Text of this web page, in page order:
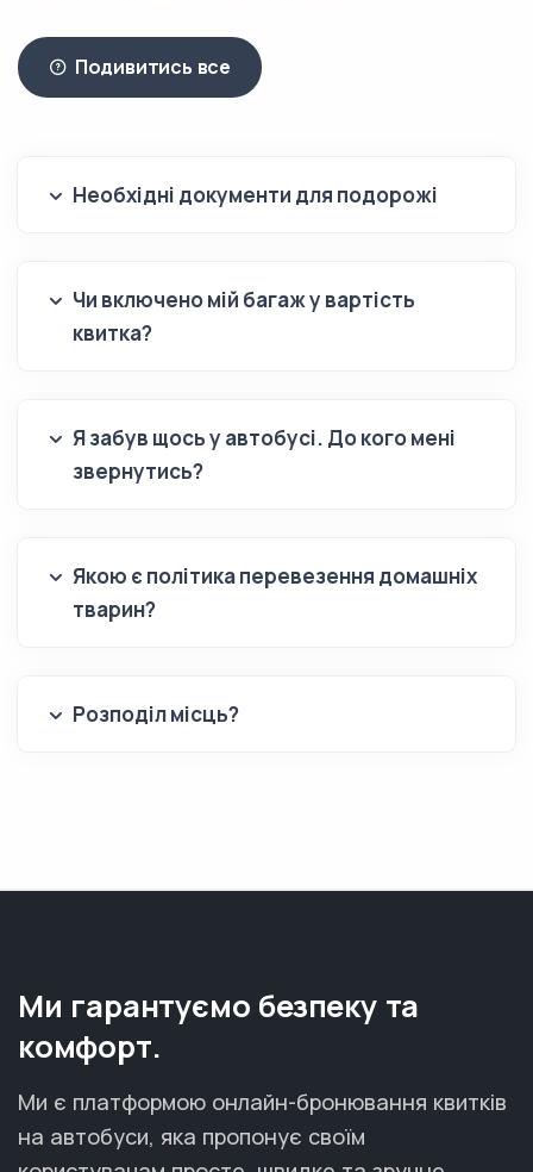
Подивитись все
Необхідні документи для подорожі
Чи включено мій багаж у вартість
квитка?
Я забув щось у автобусі. До кого мені
звернутись?
Якою є політика перевезення домашніх
тварин?
Розподіл місць?
Ми гарантуємо безпеку та
комфорт.
Ми є платформою онлайн-бронювання квитків
на автобуси, яка пропонує своїм